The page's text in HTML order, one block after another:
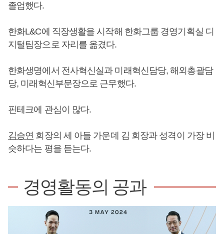
졸업했다.
한화L&C에 직장생활을 시작해 한화그룹 경영기획실 디
지털팀장으로 자리를 옮겼다.
한화생명에서 전사혁신실과 미래혁신담당, 해외총괄담
당, 미래혁신부문장으로 근무했다.
핀테크에 관심이 많다.
김승연 회장의 세 아들 가운데 김 회장과 성격이 가장 비
슷하다는 평을 듣는다.
경영활동의 공과